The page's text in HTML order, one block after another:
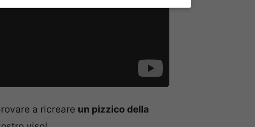
a ricreare un pizzico della